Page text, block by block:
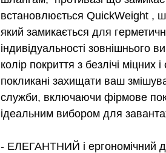
встановлюється QuickWeight ,
який замикається для
індивідуальності зовнішнього
колір покриття з безлічі міцних і
покликані захищати ваш
служби, включаючи фірмове
ідеальним вибором для
- ЕЛЕГАНТНИЙ і ергономічний